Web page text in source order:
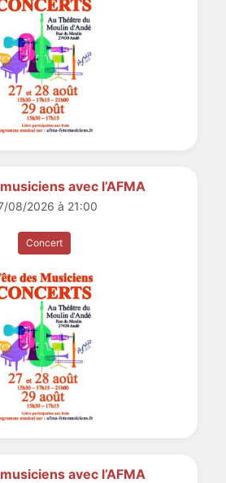
avec l’AFMA
08/2026 à 21:00
Concert
avec l’AFMA